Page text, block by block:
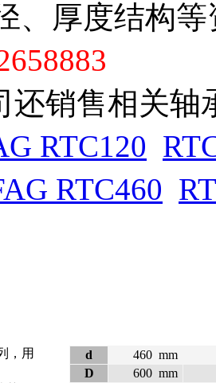
、厚度结构
销售相关轴
RTC120
RTC460
d 460 mm
D
600 mm